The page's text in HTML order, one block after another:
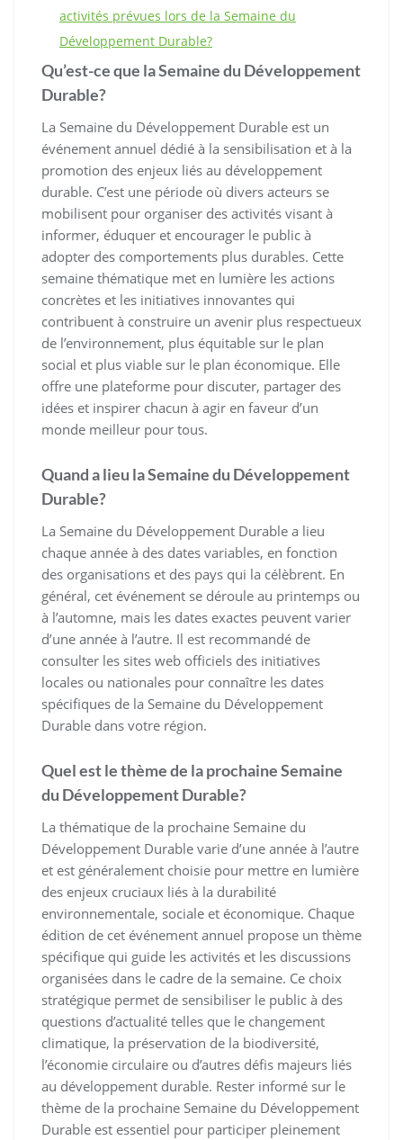
activités prévues lors de la Semaine du
Développement Durable?
Qu’est-ce que la Semaine du Développement
Durable?
La Semaine du Développement Durable est un
événement annuel dédié à la sensibilisation et à la
promotion des enjeux liés au développement
durable. C’est une période où divers acteurs se
mobilisent pour organiser des activités visant à
informer, éduquer et encourager le public à
adopter des comportements plus durables. Cette
semaine thématique met en lumière les actions
concrètes et les initiatives innovantes qui
contribuent à construire un avenir plus respectueux
de l’environnement, plus équitable sur le plan
social et plus viable sur le plan économique. Elle
offre une plateforme pour discuter, partager des
idées et inspirer chacun à agir en faveur d’un
monde meilleur pour tous.
Quand a lieu la Semaine du Développement
Durable?
La Semaine du Développement Durable a lieu
chaque année à des dates variables, en fonction
des organisations et des pays qui la célèbrent. En
général, cet événement se déroule au printemps ou
à l’automne, mais les dates exactes peuvent varier
d’une année à l’autre. Il est recommandé de
consulter les sites web officiels des initiatives
locales ou nationales pour connaître les dates
spécifiques de la Semaine du Développement
Durable dans votre région.
Quel est le thème de la prochaine Semaine
du Développement Durable?
La thématique de la prochaine Semaine du
Développement Durable varie d’une année à l’autre
et est généralement choisie pour mettre en lumière
des enjeux cruciaux liés à la durabilité
environnementale, sociale et économique. Chaque
édition de cet événement annuel propose un thème
spécifique qui guide les activités et les discussions
organisées dans le cadre de la semaine. Ce choix
stratégique permet de sensibiliser le public à des
questions d’actualité telles que le changement
climatique, la préservation de la biodiversité,
l’économie circulaire ou d’autres défis majeurs liés
au développement durable. Rester informé sur le
thème de la prochaine Semaine du Développement
Durable est essentiel pour participer pleinement